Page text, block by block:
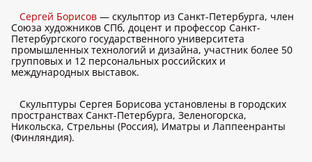
Сергей Борисов — скульптор из Санкт-Петербурга, член
Союза художников СПб, доцент и профессор Санкт-
Петербургского государственного университета
промышленных технологий и дизайна, участник более 50
групповых и 12 персональных российских и
международных выставок.
Скульптуры Сергея Борисова установлены в городских
пространствах Санкт-Петербурга, Зеленогорска,
Никольска, Стрельны (Россия), Иматры и Лаппеенранты
(Финляндия).